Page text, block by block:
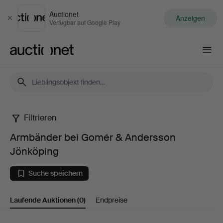
Schließen
Auctionet
Verfügbar auf Google Play Anzeigen
Armbänder
bei
Gomér
Filtrieren
Armbänder bei Gomér & Andersson
Jönköping
Suche speichern
Laufende Auktionen(0) Endpreise